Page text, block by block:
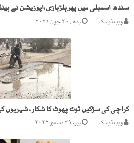
سندھ اسمبلی میں پھرہلڑبازی،اپوزیشن نے
ویب ڈیسک بدھ, ۳۰ جون ۲۰۲۱
کراچی کی سڑکیں ٹوٹ پھوٹ کا شکار، شہریوں
ویب ڈیسک پیر, ۲۹ دسمبر ۲۰۲۵